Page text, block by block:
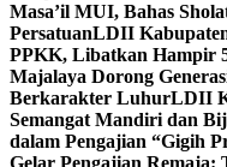
Masa’il MUI, Bahas
PersatuanLDII
PPKK, Libatkan Hampir
Majalaya Dorong
Berkarakter LuhurLDII
Semangat Mandiri dan
dalam Pengajian “Gigih
Gelar Pengajian Remaja: